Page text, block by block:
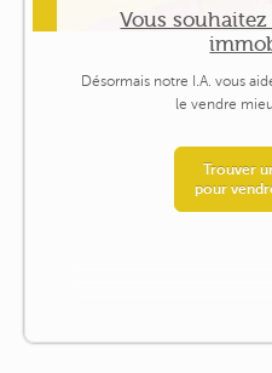
Vous
Désormais notre I.A. vous
le vendre
Trouver
pour